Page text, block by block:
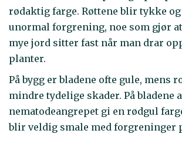
rødaktig farge. Røttene blir tykke
unormal forgrening, noe som gjør
mye jord sitter fast når man drar
planter.
På bygg er bladene ofte gule, mens
mindre tydelige skader. På bladene
nematodeangrepet gi en rødgul
blir veldig smale med forgreninger